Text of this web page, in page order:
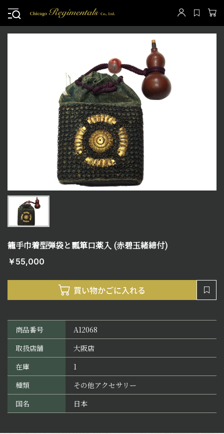
籠手巾着型弾袋と瓢箪口薬入 (赤碧玉緒締付)
￥55,000
商品番号
A12068
取扱店舗
大阪店
在庫
1
種類
その他アクセサリー
国名
日本